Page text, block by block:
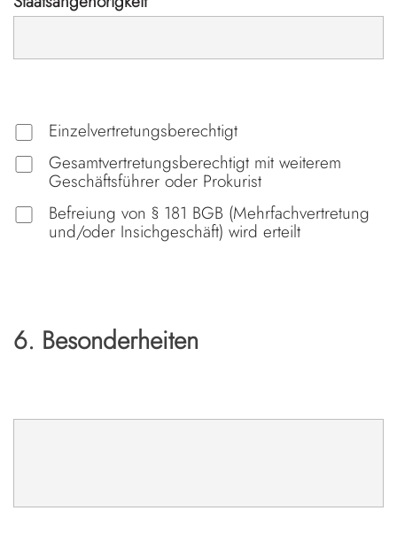
Einzelvertretungsberechtigt
Gesamtvertretungsberechtigt mit weiterem
Geschäftsführer oder Prokurist
Befreiung von § 181 BGB (Mehrfachvertretung
und/oder Insichgeschäft) wird erteilt
6. Besonderheiten